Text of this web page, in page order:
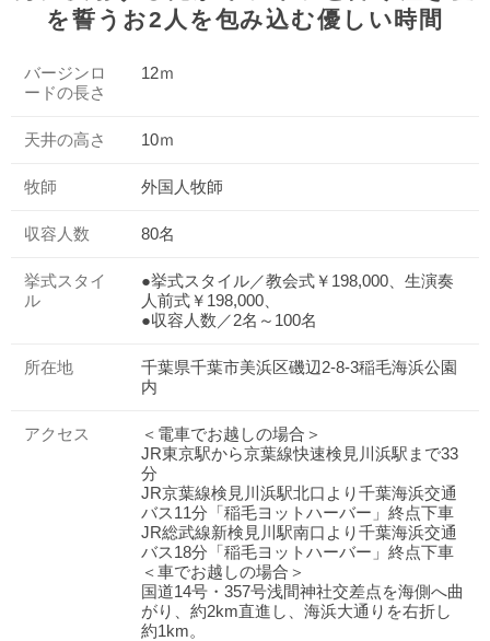
を誓うお2人を包み込む優しい時間
バージンロ
ードの長さ
12ｍ
天井の高さ 10ｍ
牧師 外国人牧師
収容人数 80名
挙式スタイ
ル
●挙式スタイル／教会式￥198,000、生演奏
人前式￥198,000、
●収容人数／2名～100名
所在地
千葉県千葉市美浜区磯辺2-8-3稲毛海浜公園
内
アクセス
＜電車でお越しの場合＞
JR東京駅から京葉線快速検見川浜駅まで33
分
JR京葉線検見川浜駅北口より千葉海浜交通
バス11分「稲毛ヨットハーバー」終点下車
JR総武線新検見川駅南口より千葉海浜交通
バス18分「稲毛ヨットハーバー」終点下車
＜車でお越しの場合＞
国道14号・357号浅間神社交差点を海側へ曲
がり、約2km直進し、海浜大通りを右折し
約1km。